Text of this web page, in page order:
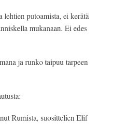
lehtien putoamista, ei kerätä
mukanaan. Ei edes
ja runko taipuu tarpeen
Rumista, suosittelien Elif